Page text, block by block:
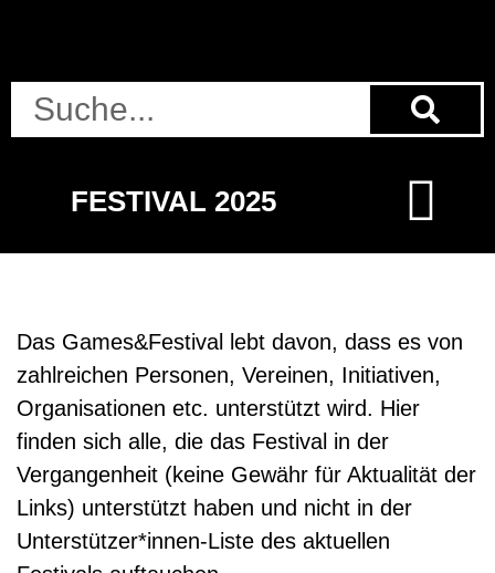
FESTIVAL 2025
Das Games&Festival lebt davon, dass es von
zahlreichen Personen, Vereinen, Initiativen,
Organisationen etc. unterstützt wird. Hier
finden sich alle, die das Festival in der
Vergangenheit (keine Gewähr für Aktualität der
Links) unterstützt haben und nicht in der
Unterstützer*innen-Liste des aktuellen